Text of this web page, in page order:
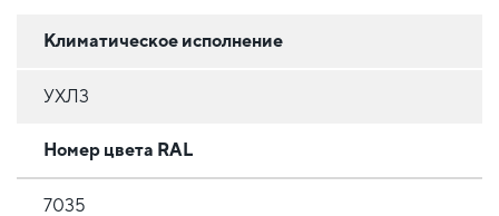
Климатическое исполнение
УХЛ3
Номер цвета RAL
7035